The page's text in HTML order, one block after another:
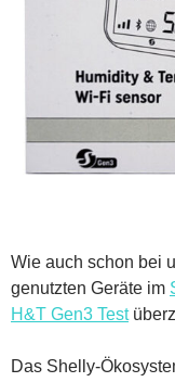
Wie auch schon bei
genutzten Geräte im
H&T Gen3 Test
Das Shelly-